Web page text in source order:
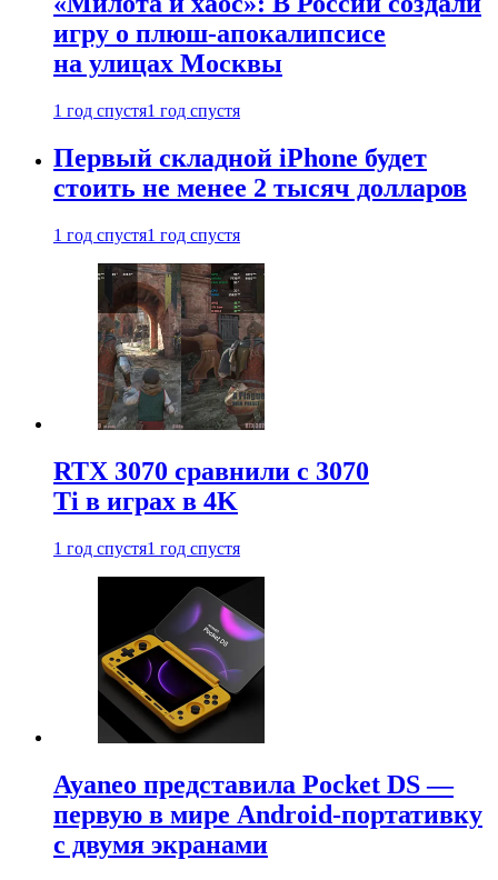
игру о плюш-апокалипсисе
на улицах Москвы
1 год спустя1 год спустя
Первый складной iPhone будет
стоить не менее 2 тысяч долларов
1 год спустя1 год спустя
RTX 3070 сравнили с 3070
Ti в играх в 4K
1 год спустя1 год спустя
Ayaneo представила Pocket DS —
первую в мире Android-портативку
с двумя экранами